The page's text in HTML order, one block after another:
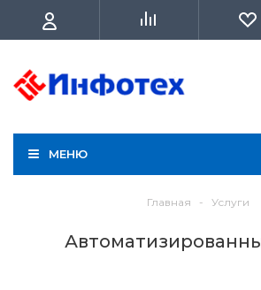
МЕНЮ
Главная - Услуги